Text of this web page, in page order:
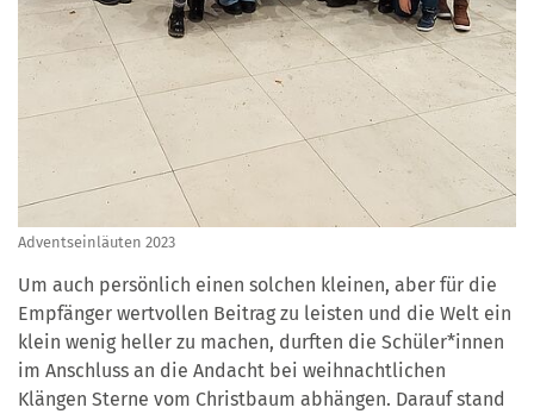
Adventseinläuten 2023
Um auch persönlich einen solchen kleinen, aber für die
Empfänger wertvollen Beitrag zu leisten und die Welt ein
klein wenig heller zu machen, durften die Schüler*innen
im Anschluss an die Andacht bei weihnachtlichen
Klängen Sterne vom Christbaum abhängen. Darauf stand